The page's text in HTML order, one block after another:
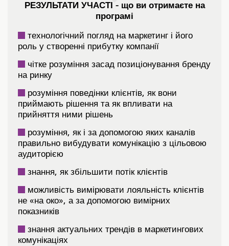
РЕЗУЛЬТАТИ УЧАСТІ - що ви отримаєте на
програмі
технологічний погляд на маркетинг і його
роль у створенні прибутку компанії
чітке розуміння засад позиціонування бренду
на ринку
розуміння поведінки клієнтів, як вони
приймають рішення та як впливати на
прийняття ними рішень
розуміння, як і за допомогою яких каналів
правильно вибудувати комунікацію з цільовою
аудиторією
знання, як збільшити потік клієнтів
можливість вимірювати лояльність клієнтів
не «на око», а за допомогою вимірних
показників
знання актуальних трендів в маркетингових
комунікаціях